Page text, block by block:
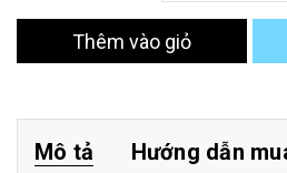
Thêm vào giỏ
Mô tả Hướng dẫn